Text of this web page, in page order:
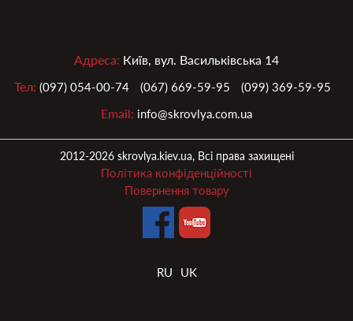
Адреса: Київ, вул. Васильківська 14
Тел: (097) 054-00-74 (067) 669-59-95 (099) 369-59-95
Email: info@skrovlya.com.ua
2012-2026 skrovlya.kiev.ua, Всі права захищені
Політика конфіденційності
Повернення товару
RU UK